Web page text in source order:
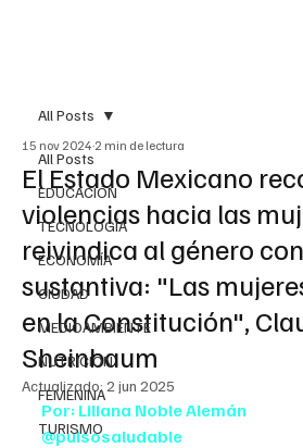
All Posts
EDUCACIÓN
TECNOLOGÍA
ECONOMÍA
CIUDAD
MEDIOAMBIENTE
NUTRICIÓN
FEMENINA
TURISMO
All Posts
El Estado Mexicano
violencias hacia las
reivindica al género
sustantiva: "Las
en la Constitución",
Sheinbaum
15 nov 2024 2 min de lectura
Actualizado: 2 jun 2025
Por: Liliana Noble Alemán
@pulsosaludable